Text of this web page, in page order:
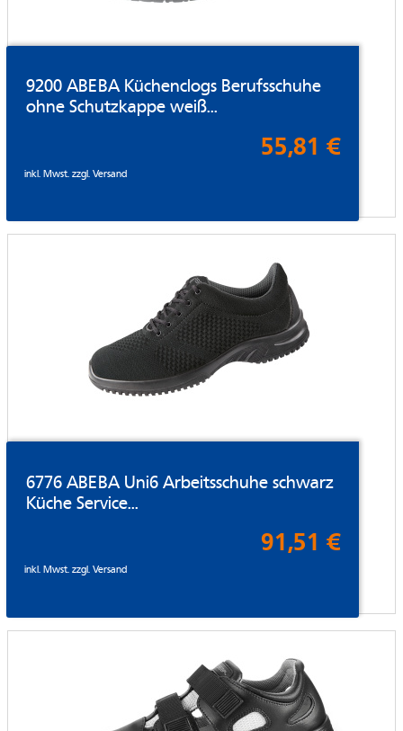
9200 ABEBA Küchenclogs Berufsschuhe
ohne Schutzkappe weiß...
55,81 €
inkl. Mwst. zzgl.Versand
6776 ABEBA Uni6 Arbeitsschuhe schwarz
Küche Service...
91,51 €
inkl. Mwst. zzgl.Versand